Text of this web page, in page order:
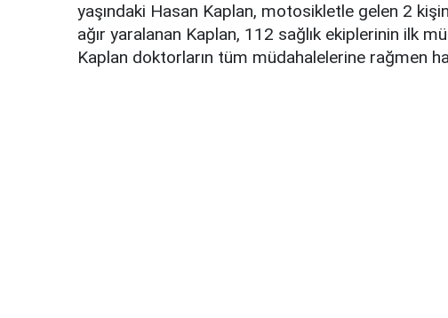
yaşındaki Hasan Kaplan, motosikletle gelen 2
ağır yaralanan Kaplan, 112 sağlık ekiplerinin ilk
Kaplan doktorların tüm müdahalelerine rağmen